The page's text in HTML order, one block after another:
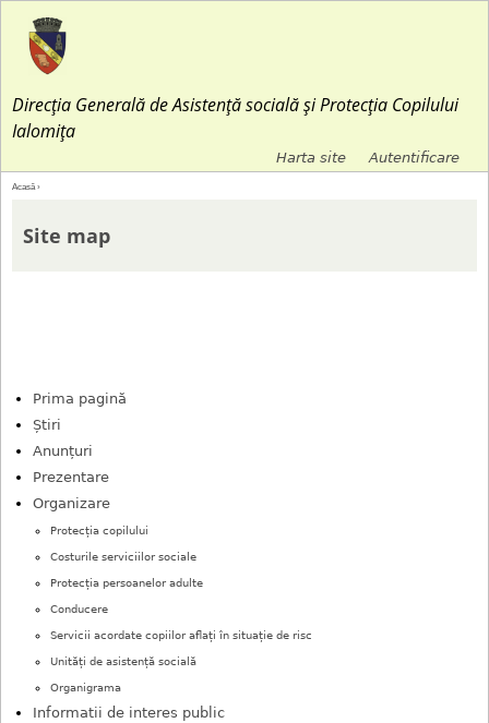
Direcția Generală de Asistență socială și Protecția Copilului
Ialomița
t
Harta site Autentificare
a
c
Acasă ›
Site map
Prima pagină
Știri
Anunțuri
Prezentare
Organizare
Protecția copilului
Costurile serviciilor sociale
Protecția persoanelor adulte
Conducere
Servicii acordate copiilor aflați în situație de risc
Unități de asistență socială
Organigrama
Informatii de interes public